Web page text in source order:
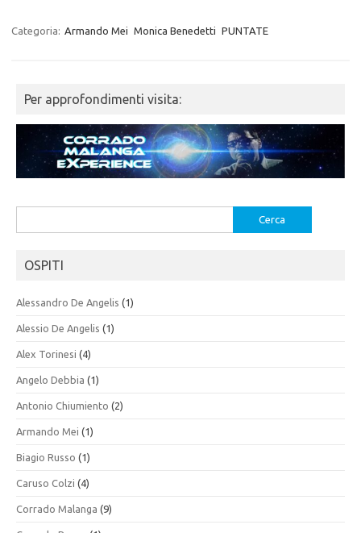
Categoria: Armando Mei Monica Benedetti PUNTATE
Per approfondimenti visita:
per:
OSPITI
Alessandro De Angelis (1)
Alessio De Angelis (1)
Alex Torinesi (4)
Angelo Debbia (1)
Antonio Chiumiento (2)
Armando Mei (1)
Biagio Russo (1)
Caruso Colzi (4)
Corrado Malanga (9)